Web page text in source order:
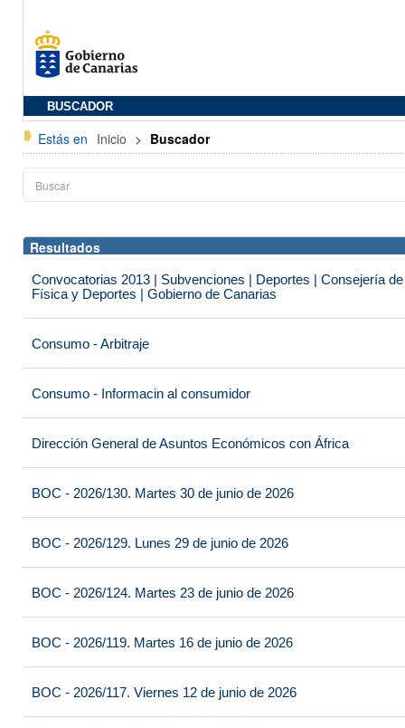
BUSCADOR
Estás en Inicio > Buscador
Resultados
Convocatorias 2013 | Subvenciones | Deportes | Consejería
Física y Deportes | Gobierno de Canarias
Consumo - Arbitraje
Consumo - Informacin al consumidor
Dirección General de Asuntos Económicos con África
BOC - 2026/130. Martes 30 de junio de 2026
BOC - 2026/129. Lunes 29 de junio de 2026
BOC - 2026/124. Martes 23 de junio de 2026
BOC - 2026/119. Martes 16 de junio de 2026
BOC - 2026/117. Viernes 12 de junio de 2026